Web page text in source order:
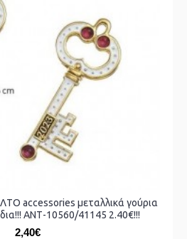
accessories μεταλλικά γούρια
ΑΝΤ-10560/41145 2.40€!!!
2,40€